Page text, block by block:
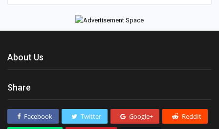
About Us
Share
Facebook Twitter Google+ ReddIt